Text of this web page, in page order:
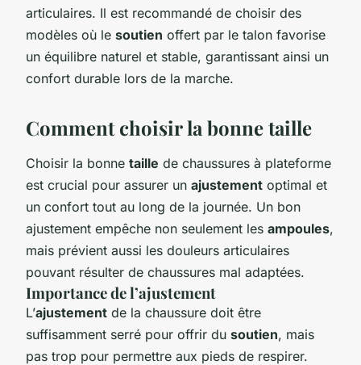
articulaires. Il est recommandé de choisir des
modèles où le soutien offert par le talon favorise
un équilibre naturel et stable, garantissant ainsi un
confort durable lors de la marche.
Comment choisir la bonne taille
Choisir la bonne taille de chaussures à plateforme
est crucial pour assurer un ajustement optimal et
un confort tout au long de la journée. Un bon
ajustement empêche non seulement les ampoules,
mais prévient aussi les douleurs articulaires
pouvant résulter de chaussures mal adaptées.
Importance de l’ajustement
L’ajustement de la chaussure doit être
suffisamment serré pour offrir du soutien, mais
pas trop pour permettre aux pieds de respirer.